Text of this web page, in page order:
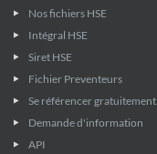
Nos fichiers HSE
Intégral HSE
Siret HSE
Fichier Preventeurs
Se référencer gratuitement
Demande d'information
API